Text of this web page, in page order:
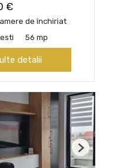
€
de închiriat
56 mp
detalii
Next